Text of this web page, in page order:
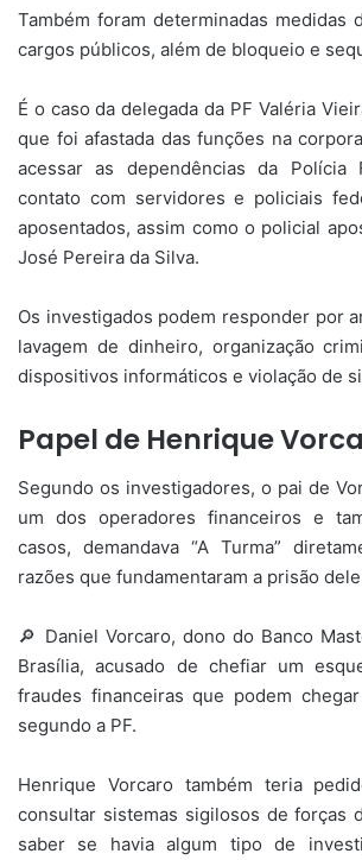
Também foram determinadas medidas
cargos públicos, além de bloqueio e
É o caso da delegada da PF Valéria
que foi afastada das funções na
acessar as dependências da
contato com servidores e policiais
aposentados, assim como o policial
José Pereira da Silva.
Os investigados podem responder por
lavagem de dinheiro, organização
dispositivos informáticos e violação de
Papel de Henrique
Segundo os investigadores, o pai de
um dos operadores financeiros e
casos, demandava “A Turma”
razões que fundamentaram a prisão
🔎 Daniel Vorcaro, dono do Banco
Brasília, acusado de chefiar um
fraudes financeiras que podem
segundo a PF.
Henrique Vorcaro também teria
consultar sistemas sigilosos de forças
saber se havia algum tipo de